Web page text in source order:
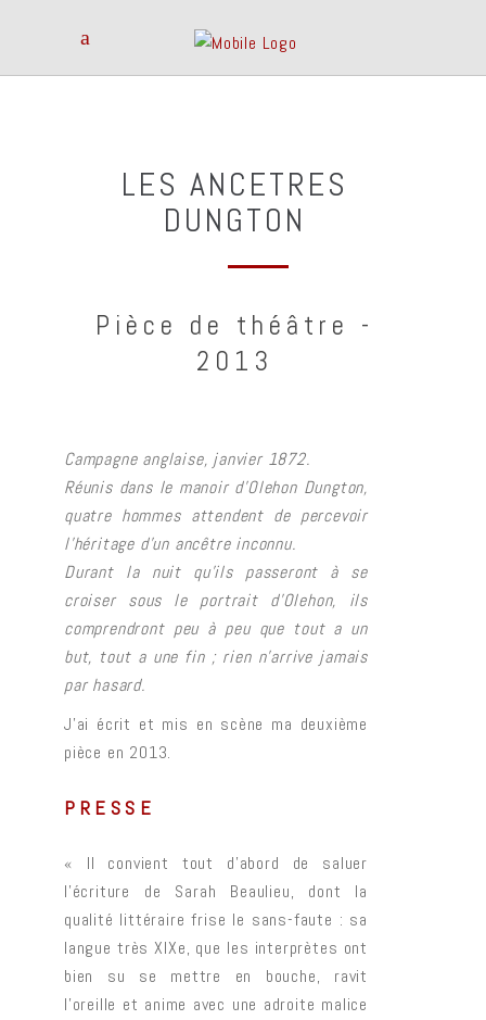
LES ANCETRES
DUNGTON
Pièce de théâtre -
2013
Campagne anglaise, janvier 1872.
Réunis dans le manoir d’Olehon Dungton,
quatre hommes attendent de percevoir
l’héritage d’un ancêtre inconnu.
Durant la nuit qu’ils passeront à se
croiser sous le portrait d’Olehon, ils
comprendront peu à peu que tout a un
but, tout a une fin ; rien n’arrive jamais
par hasard.
J’ai écrit et mis en scène ma deuxième
pièce en 2013.
PRESSE
« Il convient tout d’abord de saluer
l’écriture de Sarah Beaulieu, dont la
qualité littéraire frise le sans-faute : sa
langue très XIXe, que les interprètes ont
bien su se mettre en bouche, ravit
l’oreille et anime avec une adroite malice